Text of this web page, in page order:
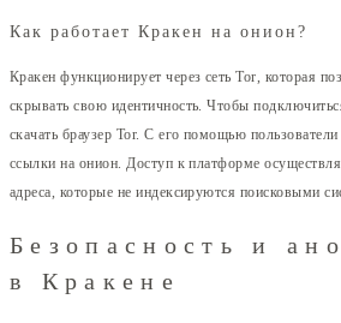
Как работает Кракен на онион?
Кракен функционирует через сеть Tor, которая
скрывать свою идентичность. Чтобы
скачать браузер Tor. С его помощью
ссылки на онион. Доступ к платформе
адреса, которые не индексируются поисковыми
Безопасность и
в Кракене